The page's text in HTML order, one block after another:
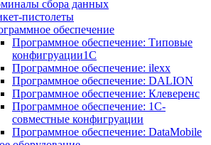
сбора данных
пистолеты
обеспечение
Программное обеспечение: Типовые
конфигруации1С
Программное обеспечение: ilexx
Программное обеспечение: DALION
Программное обеспечение: Клеверенс
Программное обеспечение: 1С-
совместные конфигруации
Программное обеспечение: DataMobile